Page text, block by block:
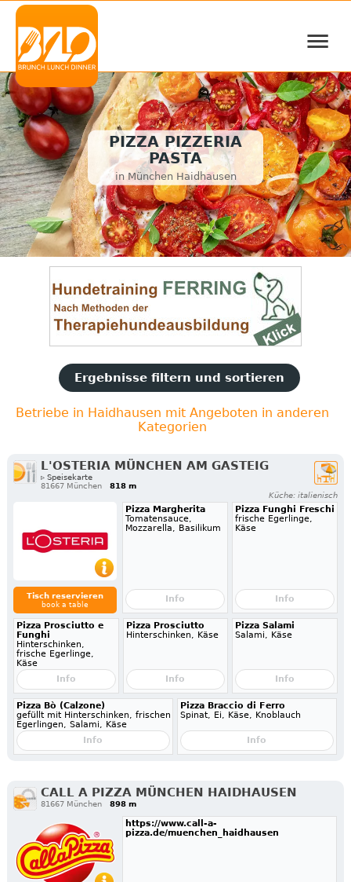
≡
PIZZA PIZZERIA
PASTA
in München Haidhausen
Ergebnisse filtern und sortieren
Betriebe in Haidhausen mit Angeboten in anderen
Kategorien
L'OSTERIA MÜNCHEN AM GASTEIG
▹ Speisekarte
81667 München
818 m
Küche: italienisch
Tisch reservieren
book a table
Pizza Margherita
Tomatensauce,
Mozzarella, Basilikum
Info
Pizza Funghi Freschi
frische Egerlinge,
Käse
Info
Pizza Prosciutto e
Funghi
Hinterschinken,
frische Egerlinge,
Käse
Info
Pizza Prosciutto
Hinterschinken, Käse
Info
Pizza Salami
Salami, Käse
Info
Pizza Bò (Calzone)
gefüllt mit Hinterschinken, frischen
Egerlingen, Salami, Käse
Info
Pizza Braccio di Ferro
Spinat, Ei, Käse, Knoblauch
Info
CALL A PIZZA MÜNCHEN HAIDHAUSEN
81667 München 898 m
https://www.call-a-
pizza.de/muenchen_haidhausen